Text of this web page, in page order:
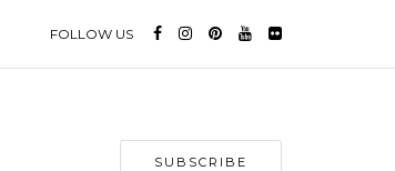
FOLLOW US
SUBSCRIBE